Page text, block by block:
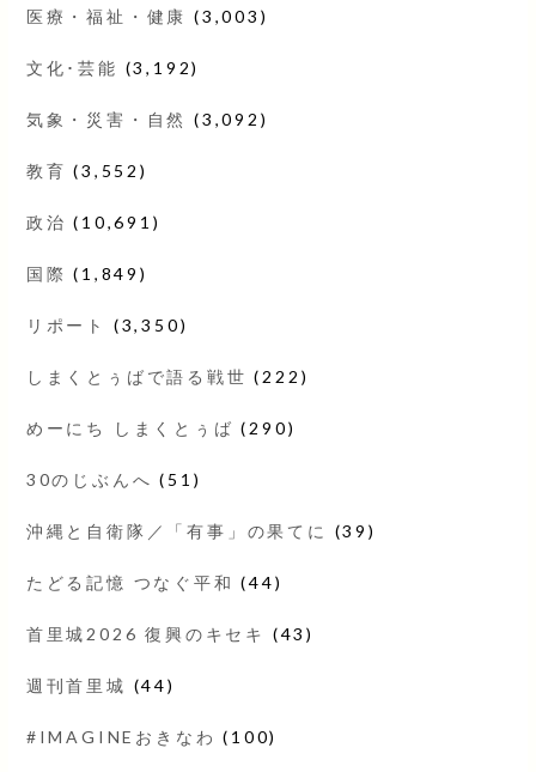
医療・福祉・健康 (3,003)
文化･芸能 (3,192)
気象・災害・自然 (3,092)
教育 (3,552)
政治 (10,691)
国際 (1,849)
リポート (3,350)
しまくとぅばで語る戦世 (222)
めーにち しまくとぅば (290)
30のじぶんへ (51)
沖縄と自衛隊／「有事」の果てに (39)
たどる記憶 つなぐ平和 (44)
首里城2026 復興のキセキ (43)
週刊首里城 (44)
#IMAGINEおきなわ (100)